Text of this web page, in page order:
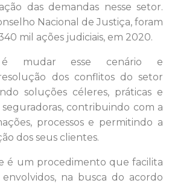
das demandas nesse setor.
Nacional de Justiça, foram
mil ações judiciais, em 2020.
é mudar esse cenário e
dos conflitos do setor
soluções céleres, práticas e
seguradoras, contribuindo com a
processos e permitindo a
dos seus clientes.
é um procedimento que facilita
na busca do acordo